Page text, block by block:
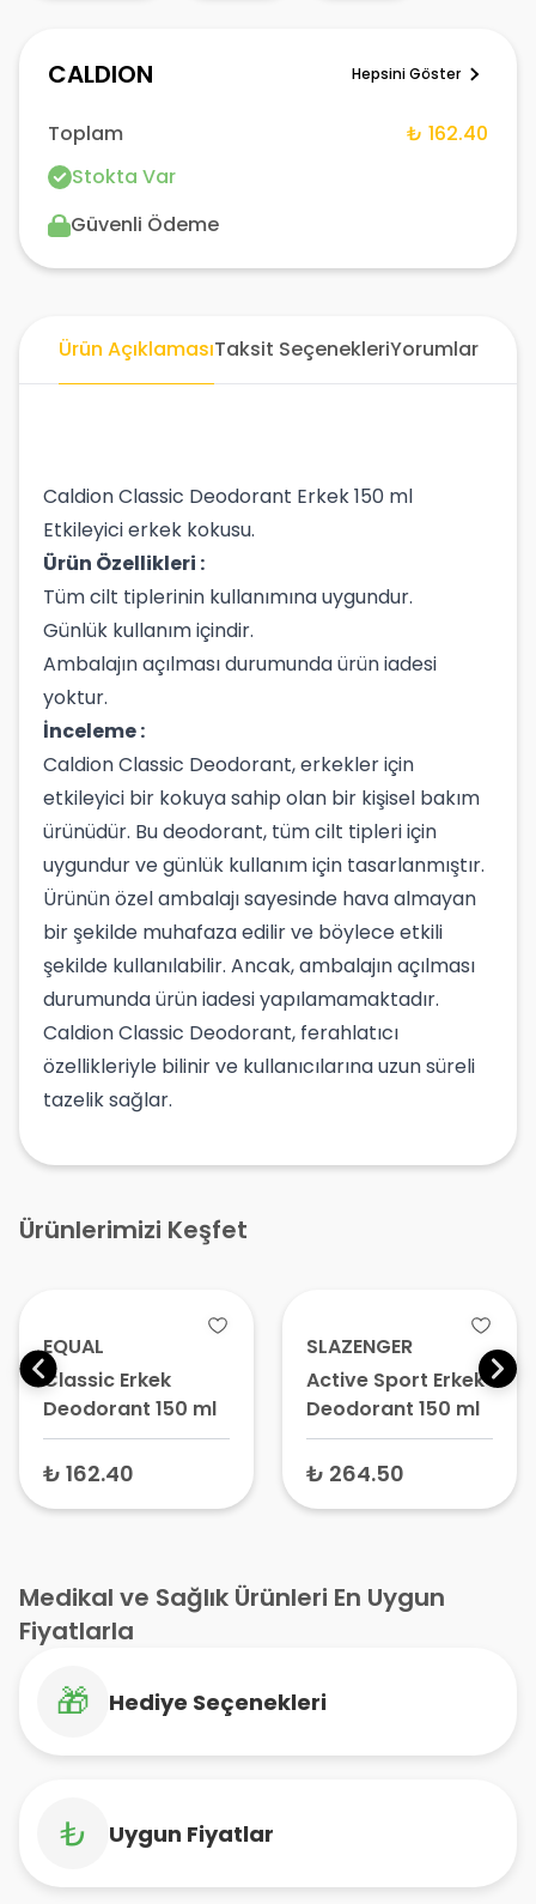
CALDION Hepsini Göster
Toplam
₺ 162.40
Stokta Var
Güvenli Ödeme
Ürün AçıklamasıTaksit SeçenekleriYorumlar
Caldion Classic Deodorant Erkek 150 ml
Etkileyici erkek kokusu.
Ürün Özellikleri :
Tüm cilt tiplerinin kullanımına uygundur.
Günlük kullanım içindir.
Ambalajın açılması durumunda ürün iadesi
yoktur.
İnceleme :
Caldion Classic Deodorant, erkekler için
etkileyici bir kokuya sahip olan bir kişisel bakım
ürünüdür. Bu deodorant, tüm cilt tipleri için
uygundur ve günlük kullanım için tasarlanmıştır.
Ürünün özel ambalajı sayesinde hava almayan
bir şekilde muhafaza edilir ve böylece etkili
şekilde kullanılabilir. Ancak, ambalajın açılması
durumunda ürün iadesi yapılamamaktadır.
Caldion Classic Deodorant, ferahlatıcı
özellikleriyle bilinir ve kullanıcılarına uzun süreli
tazelik sağlar.
Ürünlerimizi Keşfet
EQUAL
Classic Erkek
Deodorant 150 ml
₺ 162.40
SLAZENGER
Active Sport Erkek
Deodorant 150 ml
₺ 264.50
Medikal ve Sağlık Ürünleri En Uygun
Fiyatlarla
🎁 Hediye Seçenekleri
₺ Uygun Fiyatlar